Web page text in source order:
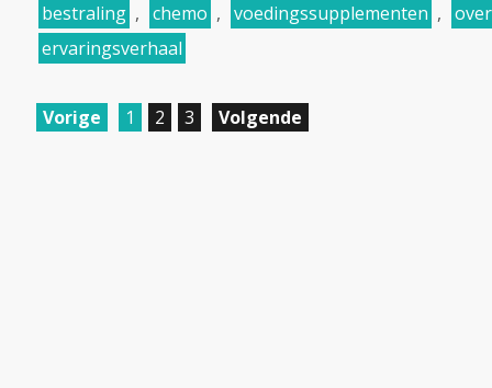
bestraling , chemo , voedingssupplementen ,
ervaringsverhaal
Vorige 1 2 3 Volgende